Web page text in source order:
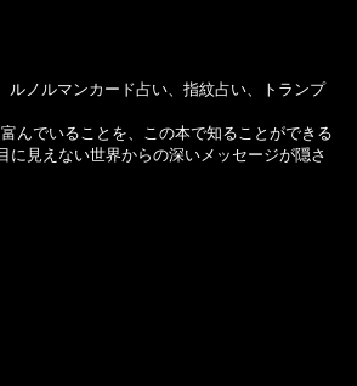
ノルマンカード占い、指紋占い、トランプ
んでいることを、この本で知ることができる
見えない世界からの深いメッセージが隠さ